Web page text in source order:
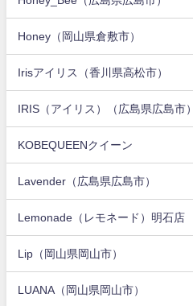
Honey（岡山県倉敷市）
Irisアイリス（香川県高松市）
IRIS（アイリス）（広島県広島市）
KOBEQUEENクイーン
Lavender（広島県広島市）
Lemonade（レモネード）明石店
Lip（岡山県岡山市）
LUANA（岡山県岡山市）